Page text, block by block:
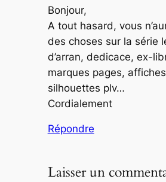
Bonjour,
A tout hasard, vous
des choses sur la série
d’arran, dedicace, ex-
marques pages,
silhouettes plv…
Cordialement
Répondre
Laisser un